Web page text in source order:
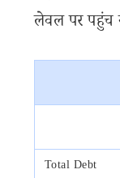
लेवल पर पहुंच
Total Debt